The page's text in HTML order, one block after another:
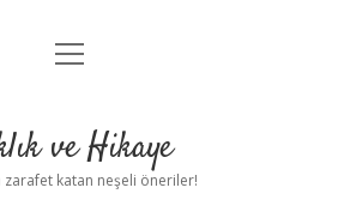
Anasayfa
Yasal Uyarı
menüyü
ve Hikaye
zarafet katan neşeli öneriler!